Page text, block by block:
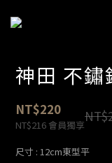
神田 不鏽
NT$220
NT$216 會員獨享
尺寸 : 12cm東型平